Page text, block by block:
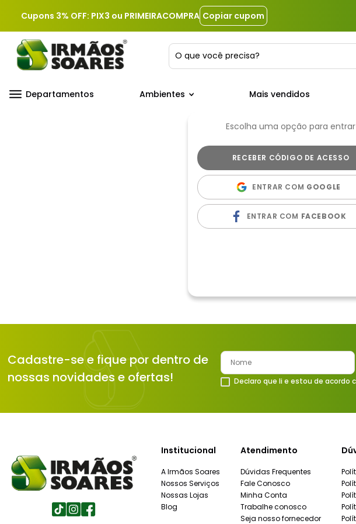
Cupons 3% OFF: PIX3 ou PRIMEIRACOMPRA Copiar cupom
O que você precisa?
Departamentos Ambientes Mais vendidos
Escolha uma opção para entrar
ENTRAR COM GOOGLE
ENTRAR COM FACEBOOK
Cadastre-se e fique por dentro de
nossas novidades e ofertas!
Declaro que li e estou de acordo
Institucional
A Irmãos Soares
Nossos Serviços
Nossas Lojas
Blog
Atendimento
Dúvidas Frequentes
Fale Conosco
Minha Conta
Trabalhe conosco
Seja nosso fornecedor
2º
porcelanato
3º
porta
5º
argamassa
6º
telha
7º
tinta